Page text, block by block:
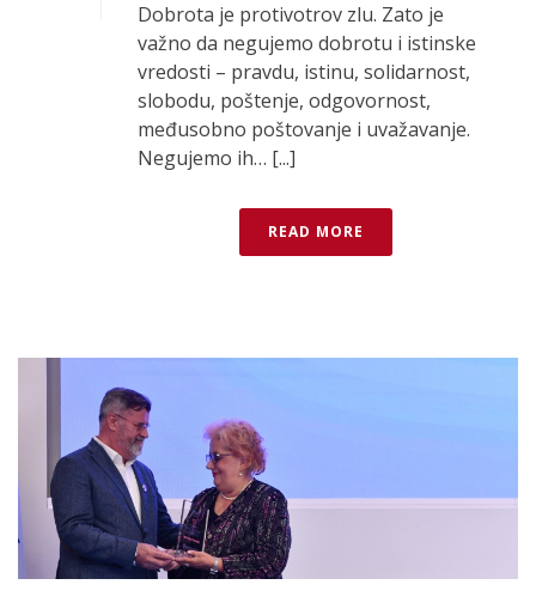
Dobrota je protivotrov zlu. Zato je
važno da negujemo dobrotu i istinske
vredosti – pravdu, istinu, solidarnost,
slobodu, poštenje, odgovornost,
međusobno poštovanje i uvažavanje.
Negujemo ih… [...]
READ MORE